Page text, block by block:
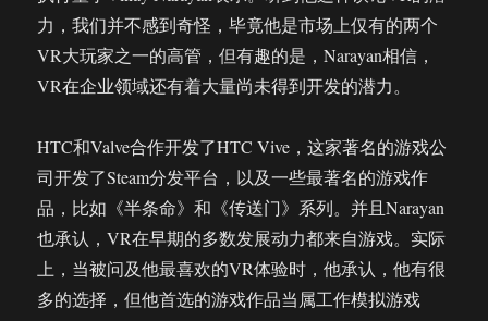
力，我们并不感到奇怪，毕竟他是市场上仅有的两个
VR大玩家之一的高管，但有趣的是，Narayan相信，
VR在企业领域还有着大量尚未得到开发的潜力。
HTC和Valve合作开发了HTC Vive，这家著名的游戏公
司开发了Steam分发平台，以及一些最著名的游戏作
品，比如《半条命》和《传送门》系列。并且Narayan
也承认，VR在早期的多数发展动力都来自游戏。实际
上，当被问及他最喜欢的VR体验时，他承认，他有很
多的选择，但他首选的游戏作品当属工作模拟游戏